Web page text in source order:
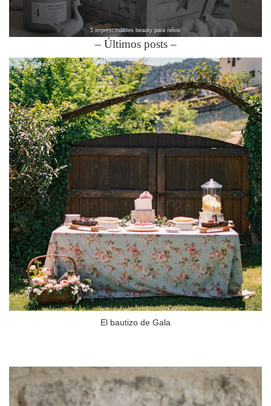
5 imprescindibles beauty para niños
– Últimos posts –
El bautizo de Gala